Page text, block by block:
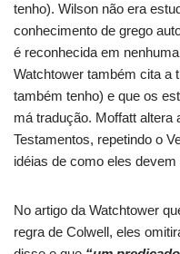
tenho). Wilson não era
conhecimento de grego
é reconhecida em
Watchtower também cita a
também tenho) e que os
má tradução. Moffatt
Testamentos, repetindo o
idéias de como eles devem
No artigo da Watchtower
regra de Colwell, eles